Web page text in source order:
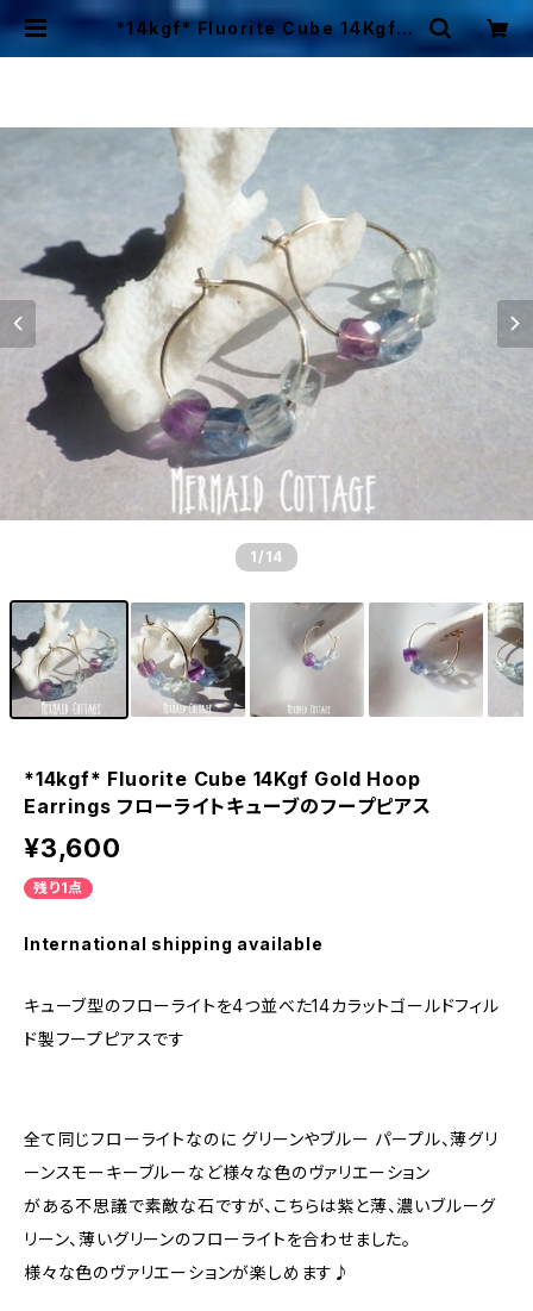
*14kgf* Fluorite Cube 14Kgf G
old Hoop Earrings フローライト
1 /14
*14kgf* Fluorite Cube 14Kgf Gold Hoop
Earrings フローライトキューブのフープピアス
¥3,600
残り1点
International shipping available
キューブ型のフローライトを4つ並べた14カラットゴールドフィル
ド製フープピアスです
全て同じフローライトなのに グリーンやブルー パープル、薄グリ
ーンスモーキーブルーなど様々な色のヴァリエーション
がある不思議で素敵な石ですが、こちらは紫と薄、濃いブルーグ
リーン、薄いグリーンのフローライトを合わせました。
様々な色のヴァリエーションが楽しめます♪